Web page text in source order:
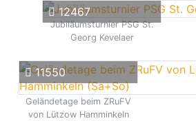
12467
Jubiläumsturnier PSG St.
Georg Kevelaer
11550
Geländetage beim ZRuFV
von Lützow Hamminkeln